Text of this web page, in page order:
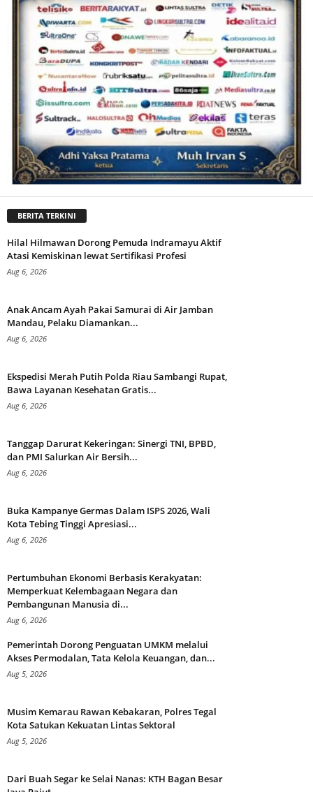
BERITA TERKINI
Hilal Hilmawan Dorong Pemuda Indramayu Aktif
Atasi Kemiskinan lewat Sertifikasi Profesi
Aug 6, 2026
Anak Ancam Ayah Pakai Samurai di Air Jamban
Mandau, Pelaku Diamankan...
Aug 6, 2026
Ekspedisi Merah Putih Polda Riau Sambangi Rupat,
Bawa Layanan Kesehatan Gratis...
Aug 6, 2026
Tanggap Darurat Kekeringan: Sinergi TNI, BPBD,
dan PMI Salurkan Air Bersih...
Aug 6, 2026
Buka Kampanye Germas Dalam ISPS 2026, Wali
Kota Tebing Tinggi Apresiasi...
Aug 6, 2026
Pertumbuhan Ekonomi Berbasis Kerakyatan:
Memperkuat Kelembagaan Negara dan
Pembangunan Manusia di...
Aug 6, 2026
Pemerintah Dorong Penguatan UMKM melalui
Akses Permodalan, Tata Kelola Keuangan, dan...
Aug 5, 2026
Musim Kemarau Rawan Kebakaran, Polres Tegal
Kota Satukan Kekuatan Lintas Sektoral
Aug 5, 2026
Dari Buah Segar ke Selai Nanas: KTH Bagan Besar